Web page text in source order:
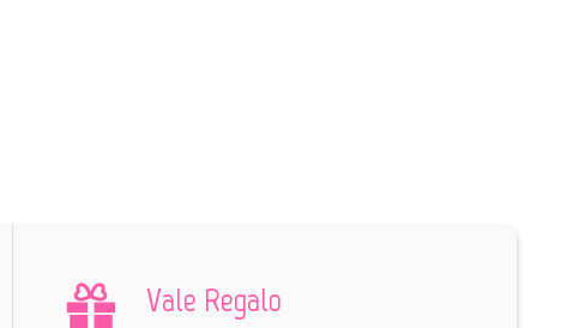
Vale Regalo